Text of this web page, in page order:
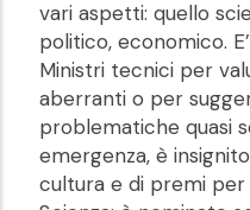
vari aspetti: quello
politico, economico.
Ministri tecnici per
aberranti o per
problematiche quasi
emergenza, è
cultura e di premi per